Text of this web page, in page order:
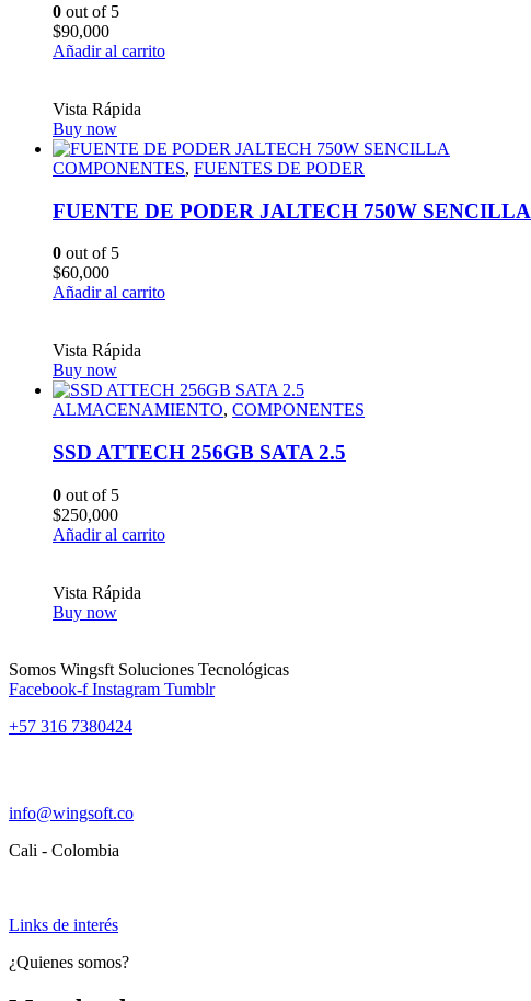
0 out of 5
$90,000
Añadir al carrito
Vista Rápida
Buy now
COMPONENTES, FUENTES DE PODER
FUENTE DE PODER JALTECH 750W SENCILLA
0 out of 5
$60,000
Añadir al carrito
Vista Rápida
Buy now
ALMACENAMIENTO, COMPONENTES
SSD ATTECH 256GB SATA 2.5
0 out of 5
$250,000
Añadir al carrito
Vista Rápida
Buy now
Somos Wingsft Soluciones Tecnológicas
Facebook-f Instagram Tumblr
+57 316 7380424
info@wingsoft.co
Cali - Colombia
Links de interés
¿Quienes somos?